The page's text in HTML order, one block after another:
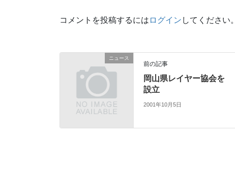
コメントを投稿するには ログイン してください。
ニュース
前の記事
岡山県レイヤー協会を
設立
2001年10月5日